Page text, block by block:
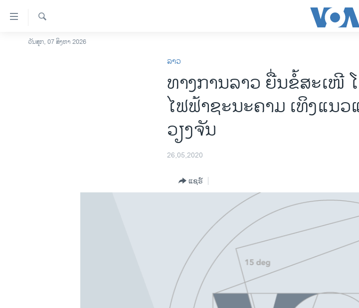
ລິ້ງ
ສຳຫລັບ
ໂຮມເພຈ
ຄົ້ນຫາ
ວັນສຸກ, 07 ສິງຫາ 2026
ລາວ
ທາງການລາວ ຍື່ນຂໍ້ສະເໜີ
ໄຟຟ້າຊະນະຄາມ ເທິງແນ
ວຽງຈັນ
26,05,2020
ແຊຣ໌